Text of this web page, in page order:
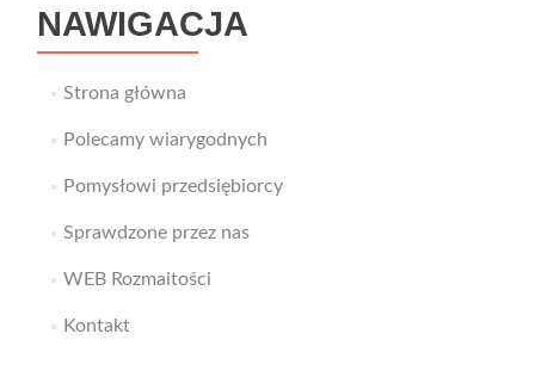
NAWIGACJA
Strona główna
Polecamy wiarygodnych
Pomysłowi przedsiębiorcy
Sprawdzone przez nas
WEB Rozmaitości
Kontakt